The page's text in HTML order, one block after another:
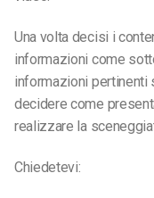
Una volta decisi i
informazioni come
informazioni pertinenti
decidere come
realizzare la
Chiedetevi: